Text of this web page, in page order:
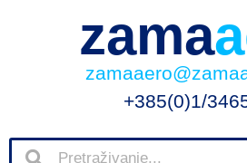
zama
+385(0)1/